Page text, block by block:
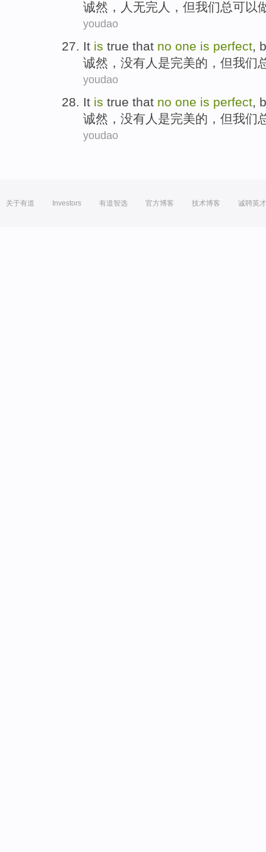
诚然 ， 人无完人 ， 但我们总可以
youdao
It is true that no one is perfect,
诚然 ， 没有人 是完美的 ， 但我们
youdao
It is true that no one is perfect
诚然 ， 没有 人 是完美的 ， 但我们
youdao
关于有道 Investors 有道智选 官方博客 技术博客 诚聘英才